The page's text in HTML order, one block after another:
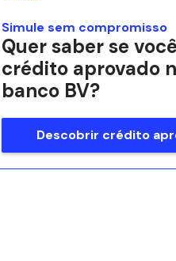
Simule sem compromisso
Quer saber se
crédito aprovado
banco BV?
Descobrir crédito